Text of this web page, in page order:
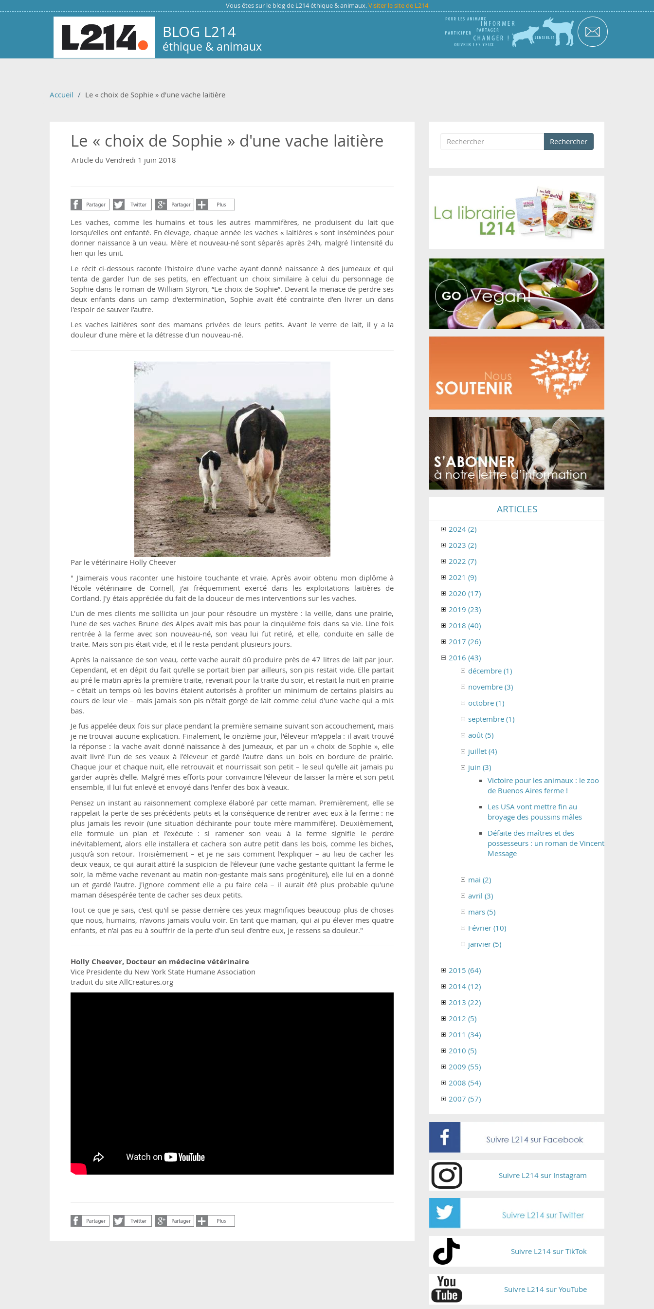
Vous êtes sur le blog de L214 éthique & animaux.Visiter le site de L214
BLOG L214
éthique & animaux
Accueil Le « choix de Sophie » d'une vache laitière
Le « choix de Sophie » d'une vache laitière
Article du Vendredi 1 juin 2018
Les vaches, comme les humains et tous les autres mammifères, ne produisent du lait que
lorsqu'elles ont enfanté. En élevage, chaque année les vaches « laitières » sont inséminées pour
donner naissance à un veau. Mère et nouveau-né sont séparés après 24h, malgré l'intensité du
lien qui les unit.
Le récit ci-dessous raconte l'histoire d'une vache ayant donné naissance à des jumeaux et qui
tenta de garder l'un de ses petits, en effectuant un choix similaire à celui du personnage de
Sophie dans le roman de William Styron, “Le choix de Sophie”. Devant la menace de perdre ses
deux enfants dans un camp d'extermination, Sophie avait été contrainte d'en livrer un dans
l'espoir de sauver l'autre.
Les vaches laitières sont des mamans privées de leurs petits. Avant le verre de lait, il y a la
douleur d'une mère et la détresse d'un nouveau-né.
Par le vétérinaire Holly Cheever
" J'aimerais vous raconter une histoire touchante et vraie. Après avoir obtenu mon diplôme à
l'école vétérinaire de Cornell, j'ai fréquemment exercé dans les exploitations laitières de
Cortland. J'y étais appréciée du fait de la douceur de mes interventions sur les vaches.
L'un de mes clients me sollicita un jour pour résoudre un mystère : la veille, dans une prairie,
l'une de ses vaches Brune des Alpes avait mis bas pour la cinquième fois dans sa vie. Une fois
rentrée à la ferme avec son nouveau-né, son veau lui fut retiré, et elle, conduite en salle de
traite. Mais son pis était vide, et il le resta pendant plusieurs jours.
Après la naissance de son veau, cette vache aurait dû produire près de 47 litres de lait par jour.
Cependant, et en dépit du fait qu'elle se portait bien par ailleurs, son pis restait vide. Elle partait
au pré le matin après la première traite, revenait pour la traite du soir, et restait la nuit en prairie
– c'était un temps où les bovins étaient autorisés à profiter un minimum de certains plaisirs au
cours de leur vie – mais jamais son pis n'était gorgé de lait comme celui d'une vache qui a mis
bas.
Je fus appelée deux fois sur place pendant la première semaine suivant son accouchement, mais
je ne trouvai aucune explication. Finalement, le onzième jour, l'éleveur m'appela : il avait trouvé
la réponse : la vache avait donné naissance à des jumeaux, et par un « choix de Sophie », elle
avait livré l'un de ses veaux à l'éleveur et gardé l'autre dans un bois en bordure de prairie.
Chaque jour et chaque nuit, elle retrouvait et nourrissait son petit – le seul qu'elle ait jamais pu
garder auprès d'elle. Malgré mes efforts pour convaincre l'éleveur de laisser la mère et son petit
ensemble, il lui fut enlevé et envoyé dans l'enfer des box à veaux.
Pensez un instant au raisonnement complexe élaboré par cette maman. Premièrement, elle se
rappelait la perte de ses précédents petits et la conséquence de rentrer avec eux à la ferme : ne
plus jamais les revoir (une situation déchirante pour toute mère mammifère). Deuxièmement,
elle formule un plan et l'exécute : si ramener son veau à la ferme signifie le perdre
inévitablement, alors elle installera et cachera son autre petit dans les bois, comme les biches,
jusqu'à son retour. Troisièmement – et je ne sais comment l'expliquer – au lieu de cacher les
deux veaux, ce qui aurait attiré la suspicion de l'éleveur (une vache gestante quittant la ferme le
soir, la même vache revenant au matin non-gestante mais sans progéniture), elle lui en a donné
un et gardé l'autre. J'ignore comment elle a pu faire cela – il aurait été plus probable qu'une
maman désespérée tente de cacher ses deux petits.
Tout ce que je sais, c'est qu'il se passe derrière ces yeux magnifiques beaucoup plus de choses
que nous, humains, n'avons jamais voulu voir. En tant que maman, qui ai pu élever mes quatre
enfants, et n'ai pas eu à souffrir de la perte d'un seul d'entre eux, je ressens sa douleur."
Holly Cheever, Docteur en médecine vétérinaire
Vice Presidente du New York State Humane Association
traduit du site AllCreatures.org
Formulaire de recherche
Rechercher
ARTICLES
2024 (2)
2023 (2)
2022 (7)
2021 (9)
2020 (17)
2019 (23)
2018 (40)
2017 (26)
2016 (43)
décembre (1)
novembre (3)
octobre (1)
septembre (1)
août (5)
juillet (4)
juin (3)
Victoire pour les animaux : le zoo
de Buenos Aires ferme !
Les USA vont mettre fin au
broyage des poussins mâles
Défaite des maîtres et des
possesseurs : un roman de Vincent
Message
mai (2)
avril (3)
mars (5)
Février (10)
janvier (5)
2015 (64)
2014 (12)
2013 (22)
2012 (5)
2011 (34)
2010 (5)
2009 (55)
2008 (54)
2007 (57)
Suivre L214 sur Instagram
Suivre L214 sur TikTok
Suivre L214 sur YouTube